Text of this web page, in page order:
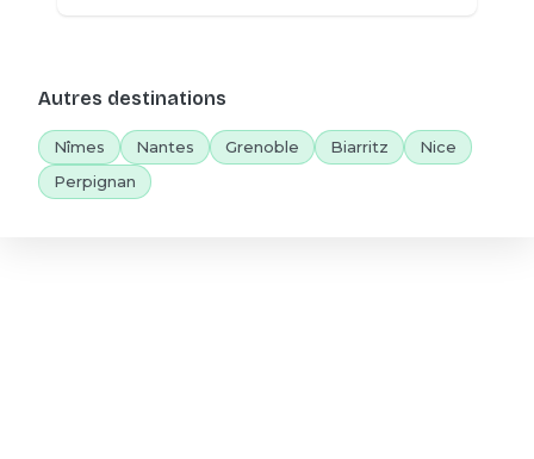
Autres destinations
Nîmes Nantes Grenoble Biarritz
Nice
Perpignan